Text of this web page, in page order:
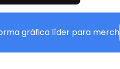
gráfica líder para merch